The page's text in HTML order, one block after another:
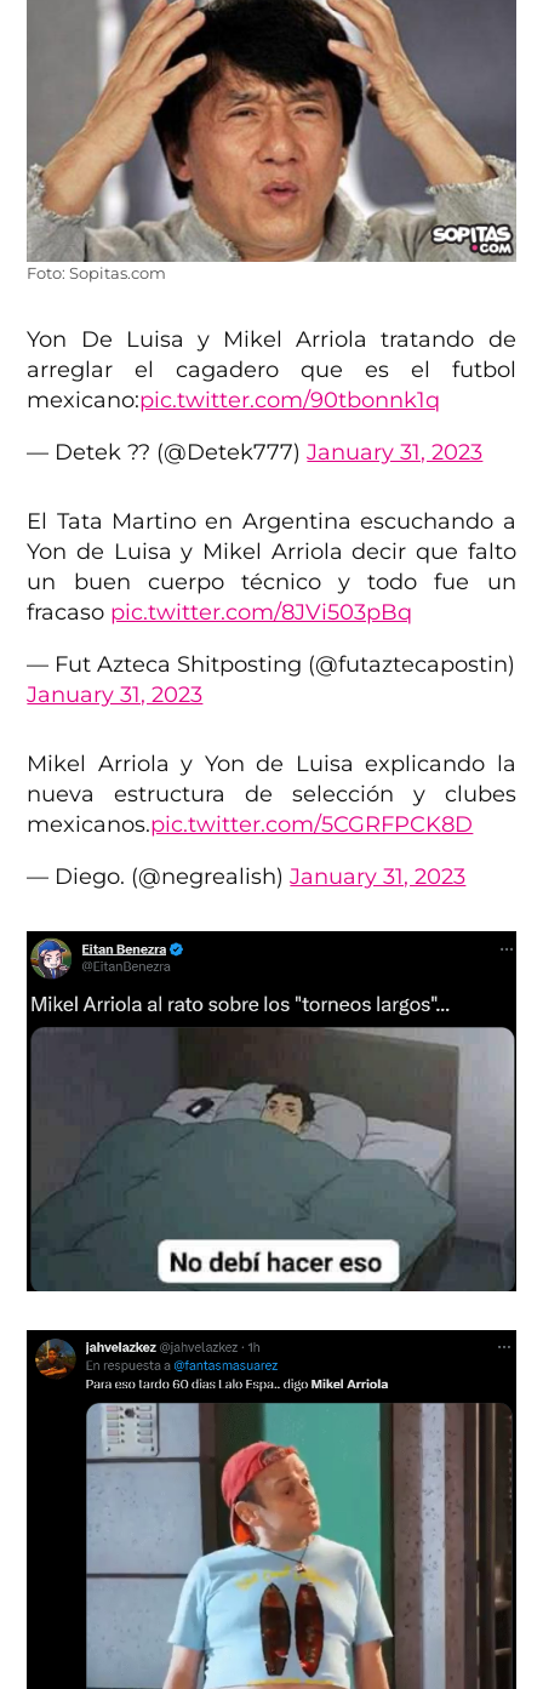
Foto: Sopitas.com
Yon De Luisa y Mikel Arriola tratando de
arreglar el cagadero que es el futbol
mexicano:pic.twitter.com/90tbonnk1q
— Detek ?? (@Detek777)January 31, 2023
El Tata Martino en Argentina escuchando a
Yon de Luisa y Mikel Arriola decir que falto
un buen cuerpo técnico y todo fue un
fracaso pic.twitter.com/8JVi503pBq
— Fut Azteca Shitposting (@futaztecapostin)
January 31, 2023
Mikel Arriola y Yon de Luisa explicando la
nueva estructura de selección y clubes
mexicanos.pic.twitter.com/5CGRFPCK8D
— Diego. (@negrealish)January 31, 2023